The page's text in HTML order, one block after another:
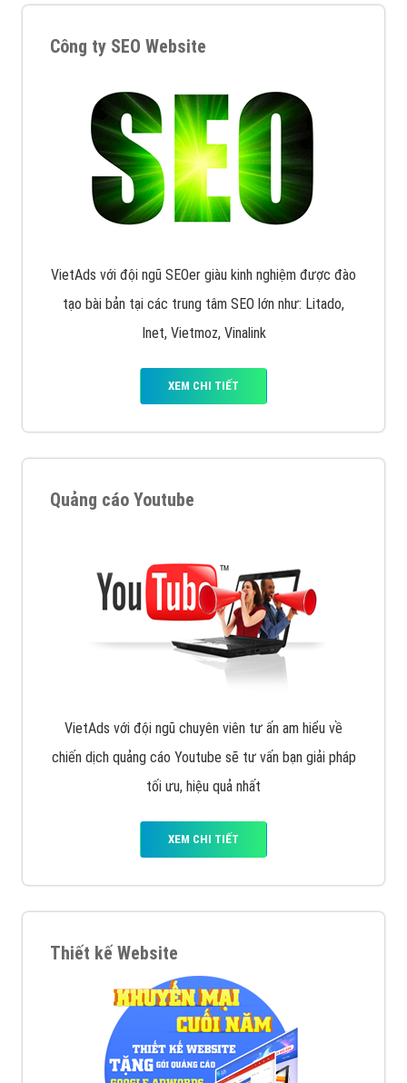
Công ty SEO Website
VietAds với đội ngũ SEOer giàu kinh nghiệm được đào
tạo bài bản tại các trung tâm SEO lớn như: Litado,
Inet, Vietmoz, Vinalink
XEM CHI TIẾT
Quảng cáo Youtube
VietAds với đội ngũ chuyên viên tư ấn am hiểu về
chiến dịch quảng cáo Youtube sẽ tư vấn bạn giải pháp
tối ưu, hiệu quả nhất
XEM CHI TIẾT
Thiết kế Website